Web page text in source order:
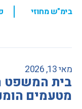
בימ"ש מחוזי ,
מאי 13, 2026
בית המשפט
מטעמים